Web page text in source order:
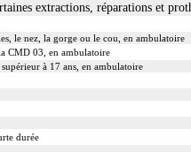
extractions, réparations et
le nez, la gorge ou le cou, en ambulatoire
CMD 03, en ambulatoire
à 17 ans, en ambulatoire
durée